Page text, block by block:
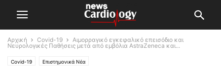
Αρχική Covid-19
Αιμορραγικό εγκεφαλικό επεισόδιο και
Νευρολογικές Παθήσεις μετά από εμβόλια AstraZeneca και...
Covid-19 Επιστημονικά Νέα